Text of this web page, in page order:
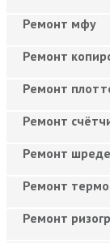
Ремонт мфу
Ремонт
Ремонт
Ремонт
Ремонт
Ремонт
Ремонт